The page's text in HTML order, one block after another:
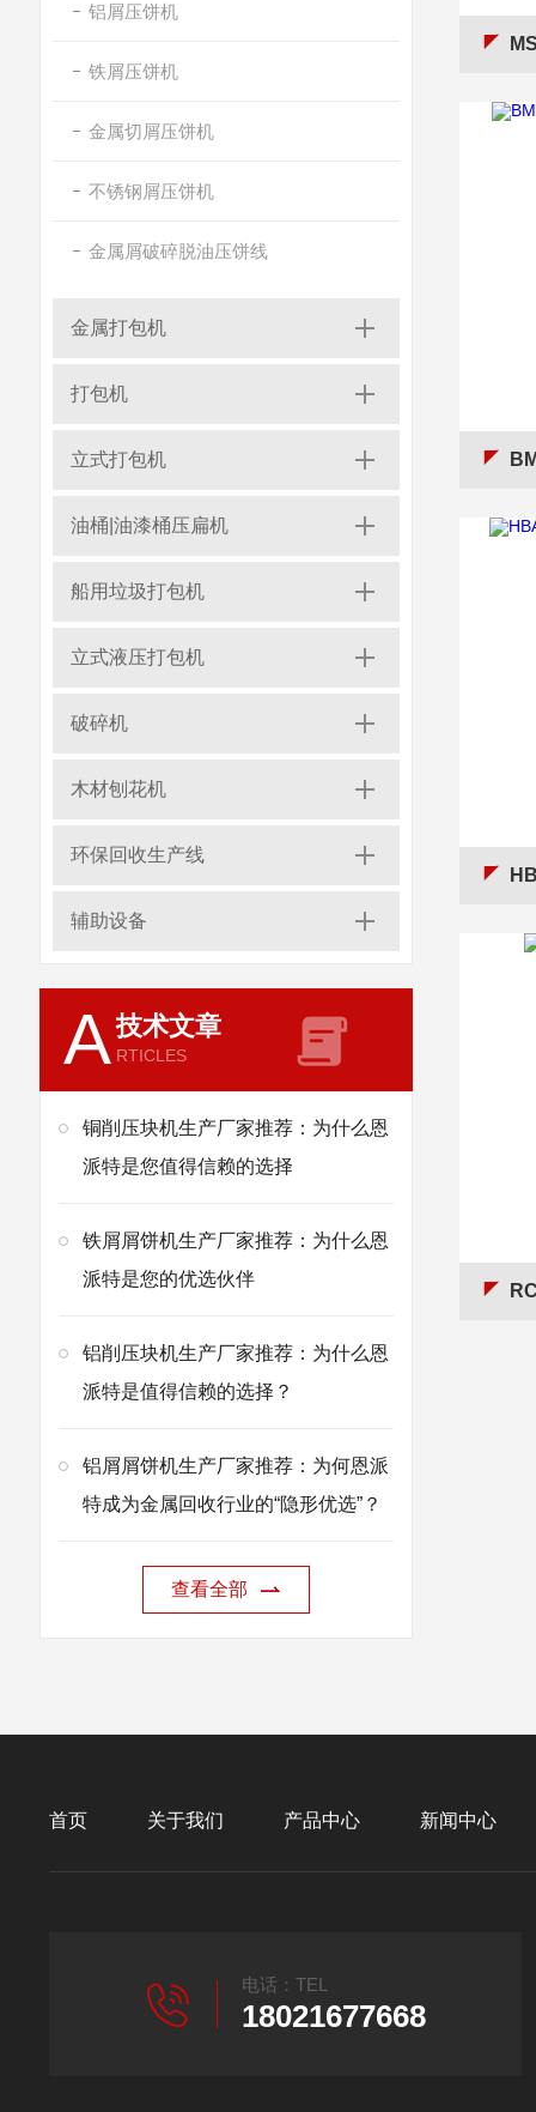
铝屑压饼机
铁屑压饼机
金属切屑压饼机
不锈钢屑压饼机
金属屑破碎脱油压饼线
金属打包机
打包机
立式打包机
油桶|油漆桶压扁机
船用垃圾打包机
立式液压打包机
破碎机
木材刨花机
环保回收生产线
辅助设备
A技术文章
RTICLES
铜削压块机生产厂家推荐：为什么恩
派特是您值得信赖的选择
铁屑屑饼机生产厂家推荐：为什么恩
派特是您的优选伙伴
铝削压块机生产厂家推荐：为什么恩
派特是值得信赖的选择？
铝屑屑饼机生产厂家推荐：为何恩派
特成为金属回收行业的“隐形优选”？
查看全部
首页 关于我们 产品中心 新闻中心
电话：TEL
18021677668